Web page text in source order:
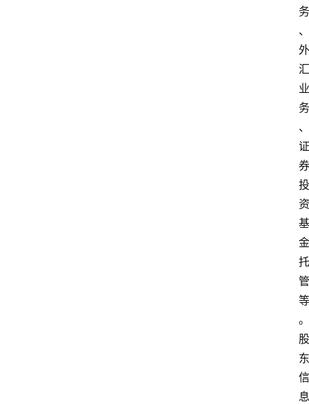
务
、
外
汇
业
务
、
证
券
投
资
基
金
托
管
等
。
股
东
信
息